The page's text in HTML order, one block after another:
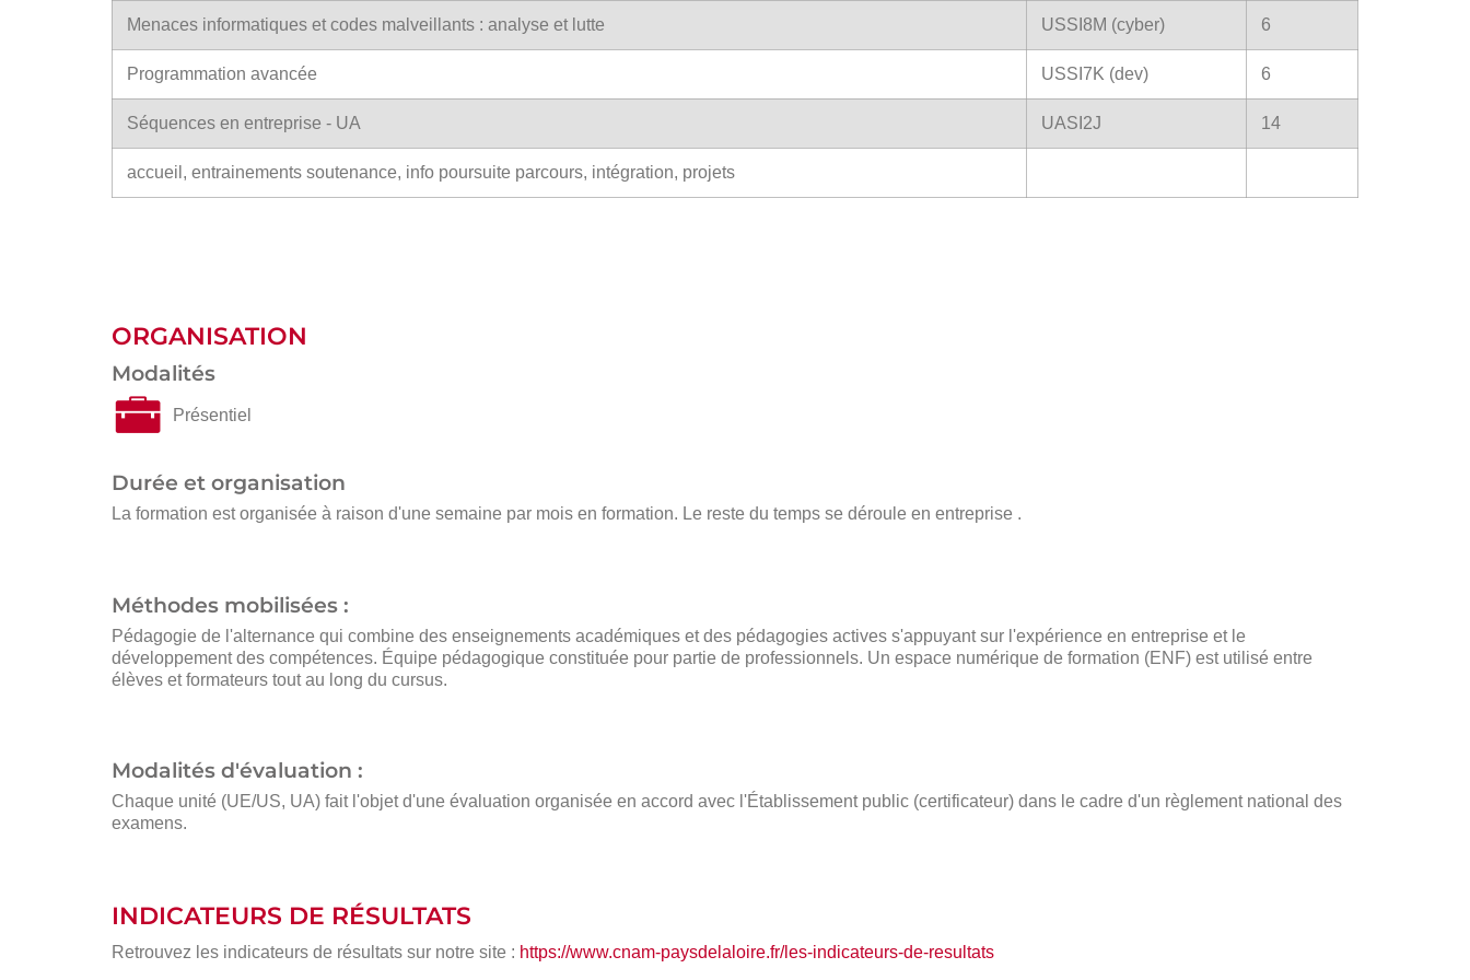
Menaces informatiques et codes malveillants : analyse et lutte USSI8M (cyber) 6
Programmation avancée USSI7K (dev) 6
Séquences en entreprise - UA UASI2J 14
accueil, entrainements soutenance, info poursuite parcours, intégration, projets
ORGANISATION
Modalités
Présentiel
Durée et organisation
La formation est organisée à raison d'une semaine par mois en formation. Le reste du temps se déroule en entreprise .
Méthodes mobilisées :
Pédagogie de l'alternance qui combine des enseignements académiques et des pédagogies actives s'appuyant sur l'expérience en entreprise et le
développement des compétences. Équipe pédagogique constituée pour partie de professionnels. Un espace numérique de formation (ENF) est utilisé entre
élèves et formateurs tout au long du cursus.
Modalités d'évaluation :
Chaque unité (UE/US, UA) fait l'objet d'une évaluation organisée en accord avec l'Établissement public (certificateur) dans le cadre d'un règlement national des
examens.
INDICATEURS DE RÉSULTATS
Retrouvez les indicateurs de résultats sur notre site : https://www.cnam-paysdelaloire.fr/les-indicateurs-de-resultats